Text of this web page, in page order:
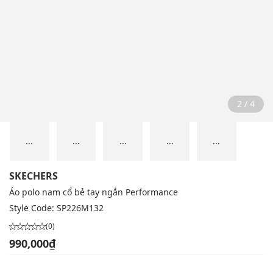
2 / 4
... ... ... ... ...
SKECHERS
Áo polo nam cổ bẻ tay ngắn Performance
Style Code: SP226M132
(0)
990,000₫